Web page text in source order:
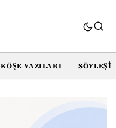
KÖŞE YAZILARI SÖYLEŞI